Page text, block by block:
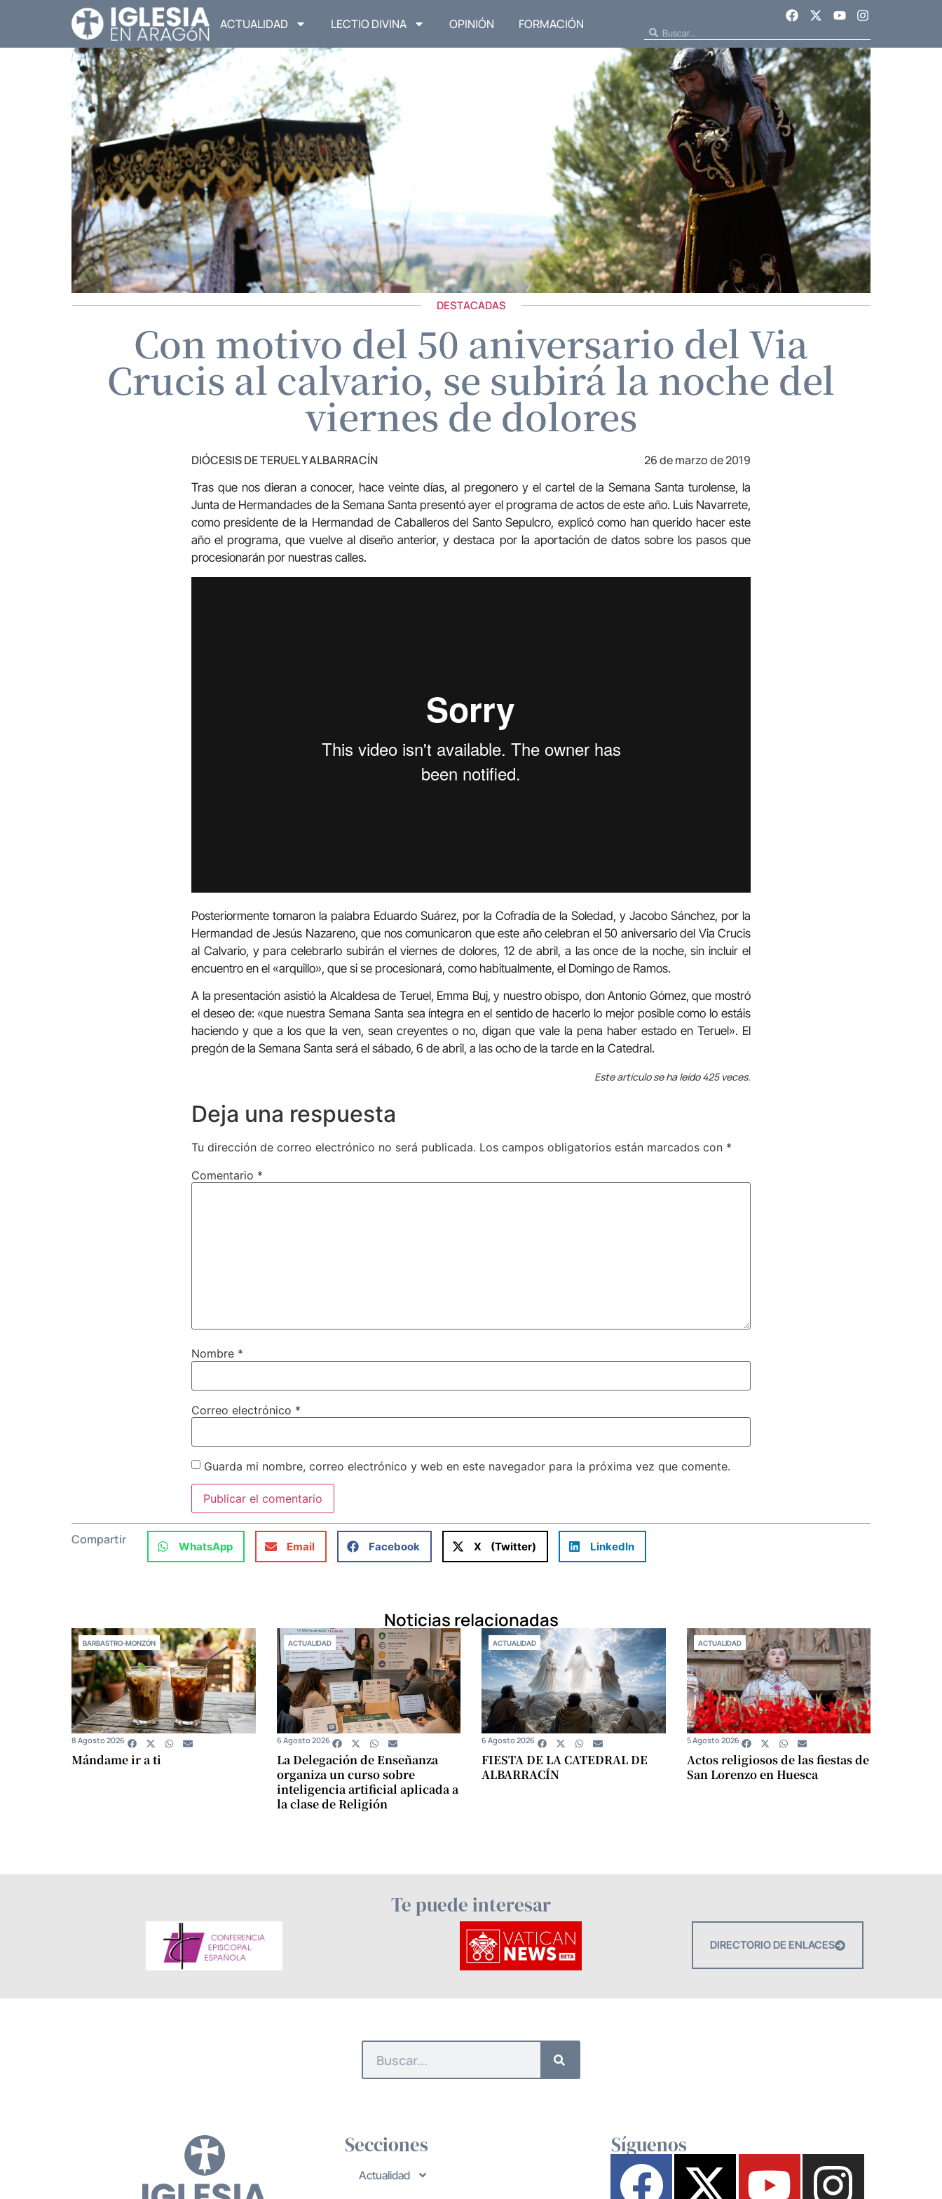
ACTUALIDAD LECTIO DIVINA OPINIÓN FORMACIÓN
DESTACADAS
Con motivo del 50 aniversario del Via
Crucis al calvario, se subirá la noche del
viernes de dolores
DIÓCESIS DE TERUEL Y ALBARRACÍN 26 de marzo de 2019
Tras que nos dieran a conocer, hace veinte días, al pregonero y el cartel de la Semana Santa turolense, la
Junta de Hermandades de la Semana Santa presentó ayer el programa de actos de este año. Luis Navarrete,
como presidente de la Hermandad de Caballeros del Santo Sepulcro, explicó como han querido hacer este
año el programa, que vuelve al diseño anterior, y destaca por la aportación de datos sobre los pasos que
procesionarán por nuestras calles.
Posteriormente tomaron la palabra Eduardo Suárez, por la Cofradía de la Soledad, y Jacobo Sánchez, por la
Hermandad de Jesús Nazareno, que nos comunicaron que este año celebran el 50 aniversario del Via Crucis
al Calvario, y para celebrarlo subirán el viernes de dolores, 12 de abril, a las once de la noche, sin incluir el
encuentro en el «arquillo», que si se procesionará, como habitualmente, el Domingo de Ramos.
A la presentación asistió la Alcaldesa de Teruel, Emma Buj, y nuestro obispo, don Antonio Gómez, que mostró
el deseo de: «que nuestra Semana Santa sea íntegra en el sentido de hacerlo lo mejor posible como lo estáis
haciendo y que a los que la ven, sean creyentes o no, digan que vale la pena haber estado en Teruel». El
pregón de la Semana Santa será el sábado, 6 de abril, a las ocho de la tarde en la Catedral.
Este artículo se ha leído 425 veces.
Deja una respuesta
Tu dirección de correo electrónico no será publicada. Los campos obligatorios están marcados con *
Comentario *
Nombre *
Correo electrónico *
Guarda mi nombre, correo electrónico y web en este navegador para la próxima vez que comente.
Compartir WhatsApp Email Facebook X (Twitter) LinkedIn
Noticias relacionadas
BARBASTRO-MONZÓN
Mándame ir a ti
8 Agosto 2026
ACTUALIDAD
La Delegación de Enseñanza
organiza un curso sobre
inteligencia artificial aplicada a
la clase de Religión
6 Agosto 2026
ACTUALIDAD
FIESTA DE LA CATEDRAL DE
ALBARRACÍN
6 Agosto 2026
ACTUALIDAD
Actos religiosos de las fiestas de
San Lorenzo en Huesca
5 Agosto 2026
Te puede interesar
DIRECTORIO DE ENLACES
Secciones
Actualidad
Síguenos